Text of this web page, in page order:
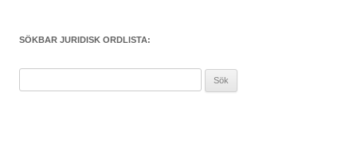
SÖKBAR JURIDISK ORDLISTA: